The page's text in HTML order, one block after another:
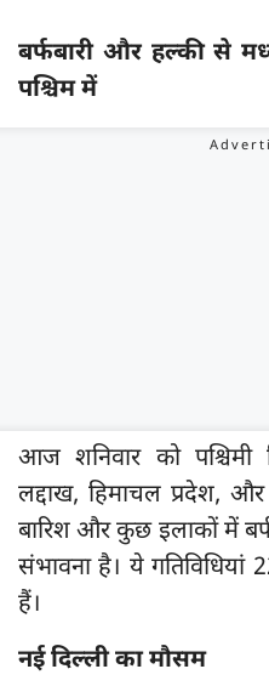
बर्फबारी और हल्की से
पश्चिम में
आज शनिवार को पश्चिमी
लद्दाख, हिमाचल प्रदेश,
बारिश और कुछ इलाकों में
संभावना है। ये गतिविधियां
हैं।
नई दिल्ली का मौसम